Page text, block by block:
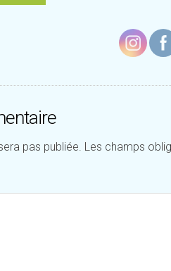
pas publiée. Les champs